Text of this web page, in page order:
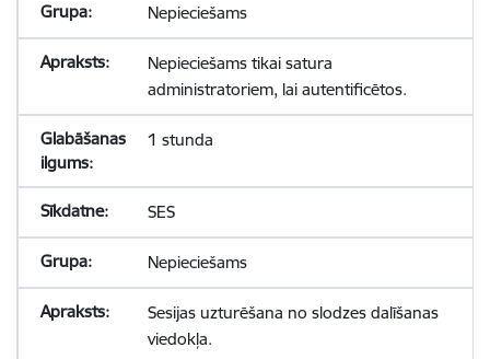
Nepieciešams
Nepieciešams tikai satura
administratoriem, lai autentificētos.
1 stunda
SES
Nepieciešams
Sesijas uzturēšana no slodzes dalīšanas
viedokļa.